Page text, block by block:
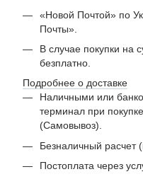
«Новой Почтой» по
Почты».
В случае покупки на
безплатно.
Подробнее о доставке
Наличными или
терминал при
(Самовывоз).
Безналичный расчет
Постоплата через